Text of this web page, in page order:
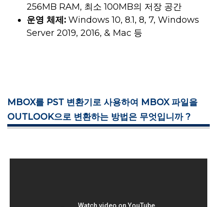
256MB RAM, 최소 100MB의 저장 공간
운영 체제: Windows 10, 8.1, 8, 7, Windows
Server 2019, 2016, & Mac 등
MBOX를 PST 변환기로 사용하여 MBOX 파일을
OUTLOOK으로 변환하는 방법은 무엇입니까 ?